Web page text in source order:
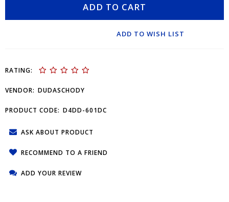
ADD TO CART
ADD TO WISH LIST
RATING:
VENDOR: DUDASCHODY
PRODUCT CODE: D4DD-601DC
ASK ABOUT PRODUCT
RECOMMEND TO A FRIEND
ADD YOUR REVIEW